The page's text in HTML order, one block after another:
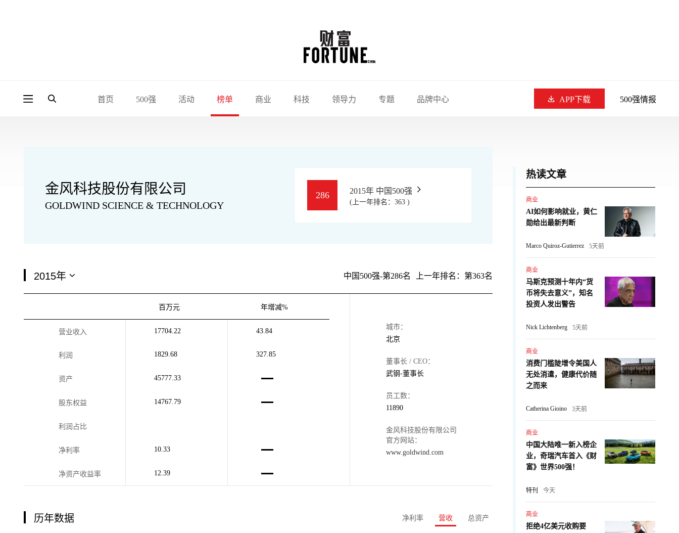
首页 500强 活动 榜单 商业 科技 领导力 专题 品牌中心 APP下载 500强情报
金风科技股份有限公司
GOLDWIND SCIENCE & TECHNOLOGY
286 2015年 中国500强
(上一年排名：363 )
中国500强-第286名 上一年排名：第363名
百万元 年增减%
营业收入 17704.22 43.84
利润 1829.68 327.85
资产 45777.33
股东权益 14767.79
利润占比
净利率 10.33
净资产收益率 12.39
城市：
北京
董事长 / CEO：
武钢-董事长
员工数：
11890
金风科技股份有限公司
官方网站：
www.goldwind.com
历年数据 净利率 营收 总资产
热读文章
商业
AI如何影响就业，黄仁
勋给出最新判断
Marco Quiroz-Gutierrez 5天前
商业
马斯克预测十年内“货
币将失去意义”，知名
投资人发出警告
Nick Lichtenberg 5天前
商业
消费门槛陡增令美国人
无处消遣，健康代价随
之而来
Catherina Gioino 3天前
商业
中国大陆唯一新入榜企
业，奇瑞汽车首入《财
富》世界500强！
特刊 今天
商业
拒绝4亿美元收购要